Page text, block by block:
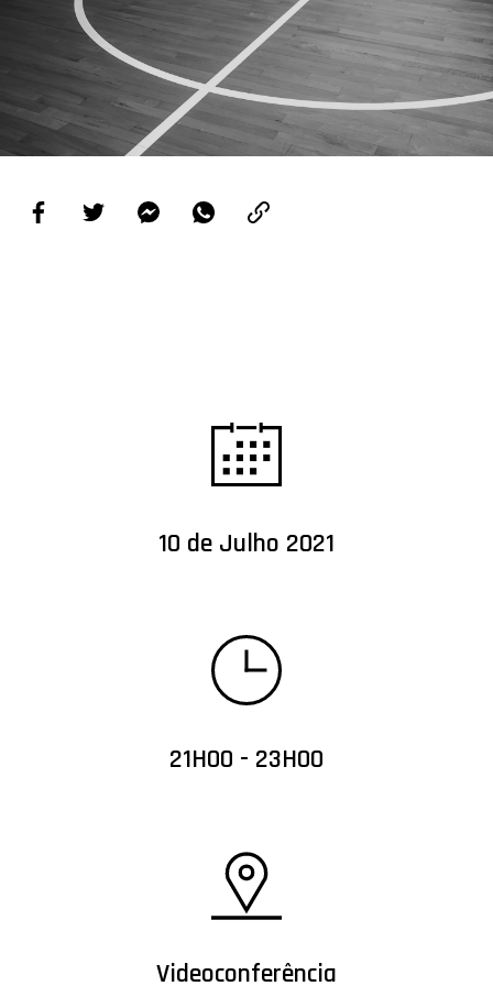
PROJETOS
LIGA BETCLIC MASCULINA
LIGA BETCLIC FEMININA
10 de Julho 2021
21H00 - 23H00
Videoconferência